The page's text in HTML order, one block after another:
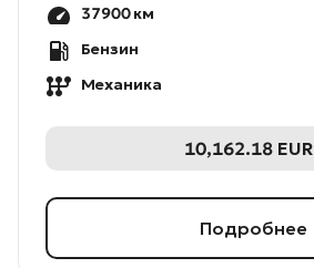
37900км
Бензин
Механика
10,162.18 EUR
Подробнее